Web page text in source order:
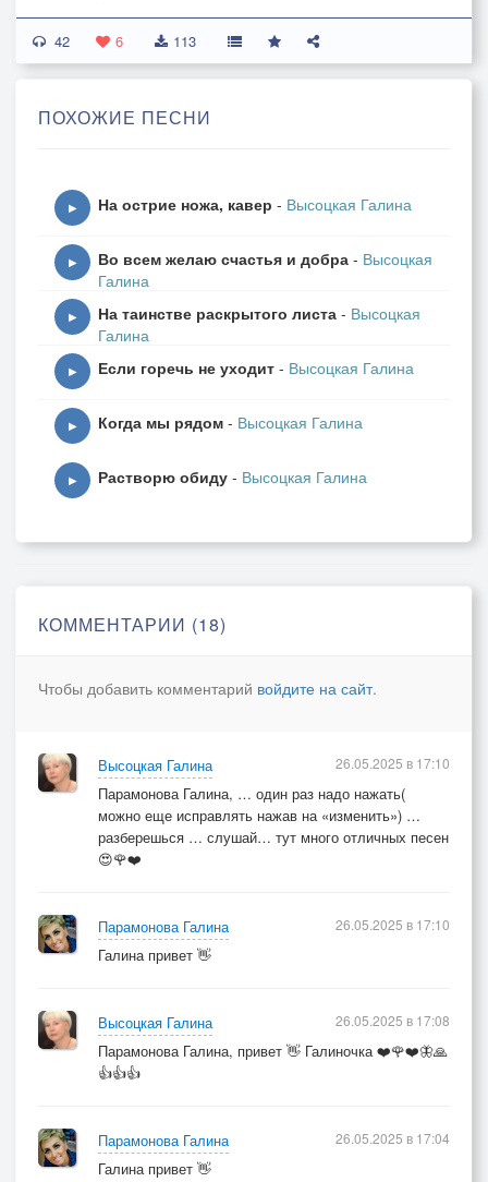
[Verse 1]
Коснулась "дна" моя душа,
Мужчина с Женщиной всегда
[Verse 2]
Из пошлости составив мысли,
Вы разрушаетесь в делах
Подвергнув ваше тело смерти.
[Verse 3]
Она не Женщина, и не Мужчина.
Но вся меняется картина.
Стремишься встать ты над другим,
Хотя сознаньем не воспитан.
[Verse 5]
Ведь Чистотой двоих Начал
Все чудеса и начинались!
[Instrumental]
Кто в женщине лишь видит вещь,
В капкан себя загнал тщеславьем,
Хоть может он собой и ладен.
[Verse 7]
Плетя красоткам паутину,
Не слышит он сердечный звук
42 6 113
ПОХОЖИЕ ПЕСНИ
▶ На острие ножа, кавер - Высоцкая Галина
▶ Во всем желаю счастья и добра - Высоцкая
Галина
▶ На таинстве раскрытого листа - Высоцкая
Галина
▶ Если горечь не уходит - Высоцкая Галина
▶ Когда мы рядом - Высоцкая Галина
▶ Растворю обиду - Высоцкая Галина
КОММЕНТАРИИ (18)
Чтобы добавить комментарий войдите на сайт.
Высоцкая Галина
Парамонова Галина, … один раз надо нажать(
можно еще исправлять нажав на «изменить») …
разберешься … слушай… тут много отличных песен
😍🌹❤️
26.05.2025 в 17:10
Парамонова Галина
Галина привет 👋
26.05.2025 в 17:10
Высоцкая Галина
Парамонова Галина, привет 👋 Галиночка ❤️🌹❤️🦋🙏
👍👍👍
26.05.2025 в 17:08
Парамонова Галина
Галина привет 👋
26.05.2025 в 17:04